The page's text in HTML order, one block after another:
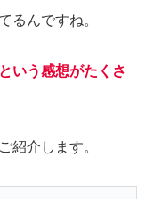
るんですね。
いう感想がたくさ
紹介します。